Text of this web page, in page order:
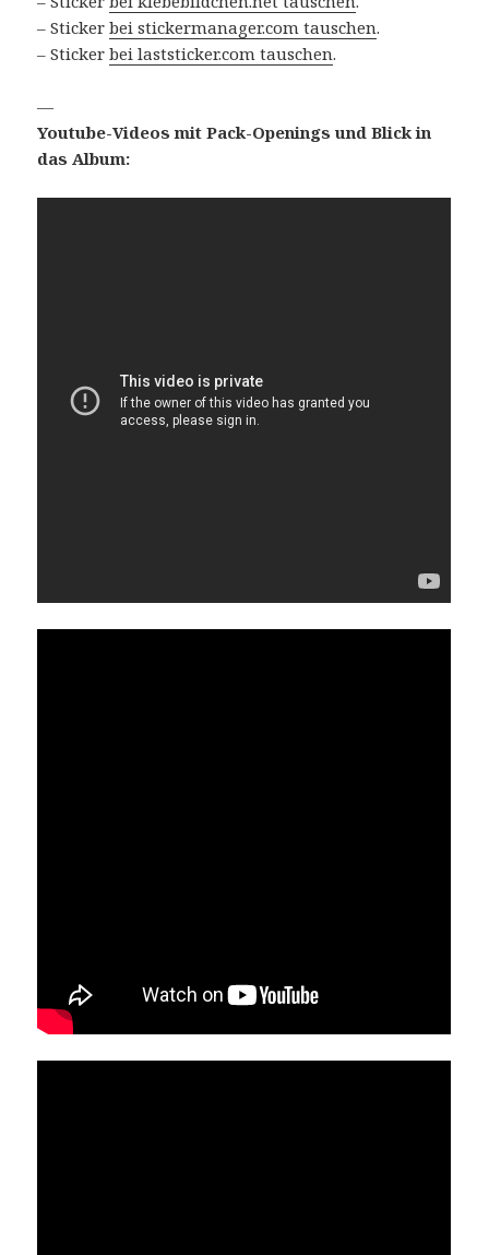
– Stickerbei stickermanager.com tauschen.
– Stickerbei laststicker.com tauschen.
—
Youtube-Videos mit Pack-Openings und Blick in
das Album: